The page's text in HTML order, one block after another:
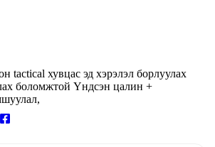
tactical хувцас эд хэрэлэл борлуулах
боломжтой Үндсэн цалин +